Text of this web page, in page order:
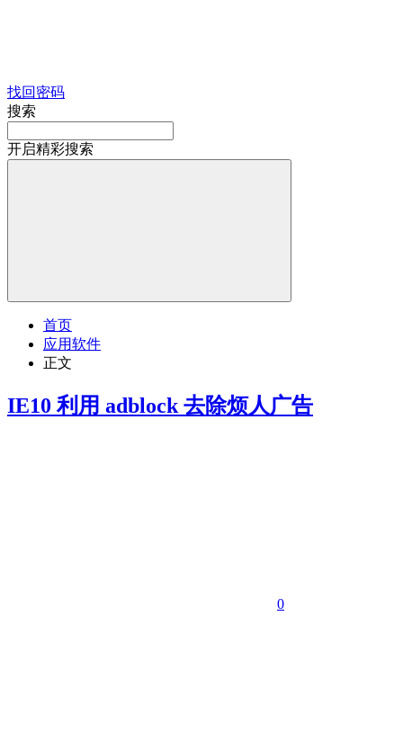
找回密码
搜索
开启精彩搜索
首页
应用软件
正文
IE10 利用 adblock 去除烦人广告
0